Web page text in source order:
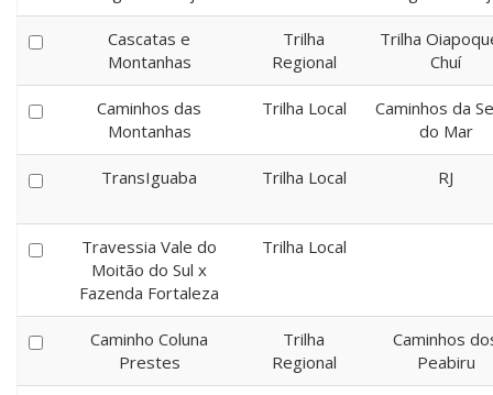
Cascatas e
Montanhas
Trilha
Regional
Trilha
Chuí
Caminhos das
Montanhas
Trilha Local
Caminhos da
do Mar
TransIguaba Trilha Local RJ
Travessia Vale do
Moitão do Sul x
Fazenda Fortaleza
Trilha Local
Caminho Coluna
Prestes
Trilha
Regional
Caminhos
Peabiru